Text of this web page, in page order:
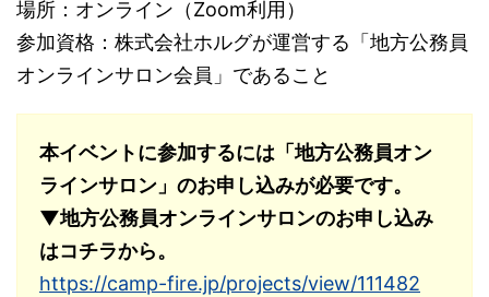
場所：オンライン（Zoom利用）
参加資格：株式会社ホルグが運営する「地方公務員
オンラインサロン会員」であること
本イベントに参加するには「地方公務員オン
ラインサロン」のお申し込みが必要です。
▼地方公務員オンラインサロンのお申し込み
はコチラから。
https://camp-fire.jp/projects/view/111482